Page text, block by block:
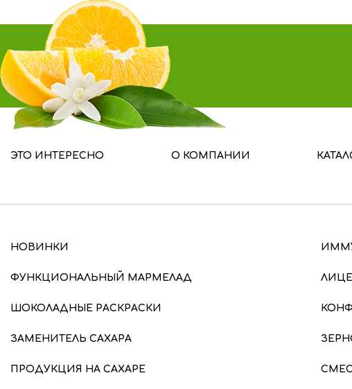
ЭТО ИНТЕРЕСНО О КОМПАНИИ
НОВИНКИ
ФУНКЦИОНАЛЬНЫЙ МАРМЕЛАД
ШОКОЛАДНЫЕ РАСКРАСКИ
ЗАМЕНИТЕЛЬ САХАРА
ПРОДУКЦИЯ НА САХАРЕ